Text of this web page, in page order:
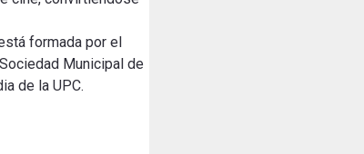
formada por el
Municipal de
de la UPC.